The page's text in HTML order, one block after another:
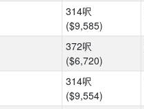
314呎
($9,585)
372呎
($6,720)
314呎
($9,554)